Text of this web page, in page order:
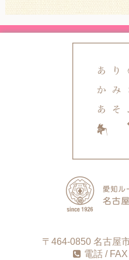
〒464-0850 名古屋
電話 /